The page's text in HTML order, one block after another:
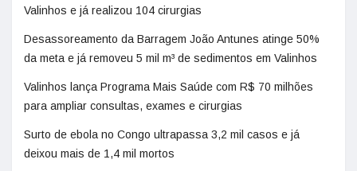
Valinhos e já realizou 104 cirurgias
Desassoreamento da Barragem João Antunes atinge 50%
da meta e já removeu 5 mil m³ de sedimentos em Valinhos
Valinhos lança Programa Mais Saúde com R$ 70 milhões
para ampliar consultas, exames e cirurgias
Surto de ebola no Congo ultrapassa 3,2 mil casos e já
deixou mais de 1,4 mil mortos